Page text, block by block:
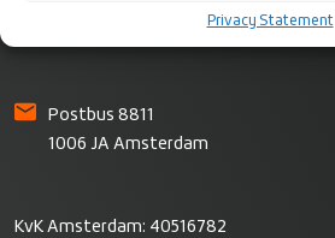
Privacy Statement
1067 HR Amsterdam
Postbus 8811
1006 JA Amsterdam
KvK Amsterdam: 40516782